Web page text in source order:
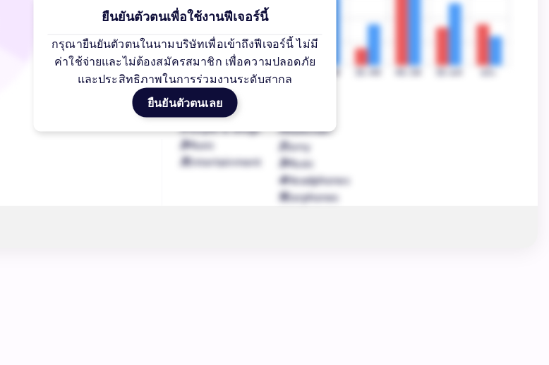
--
16%
8%
0
13-17 35-44 45-54 65+
หมวดหมู่ยอดนิยม
1People & Blogs
2Music
3Entertainment
1Walkman
2Sony
3Music
4Headphones
5Earphones
ยืนยันตัวตนเพื่อใช้งานฟีเจอร์นี้
กรุณายืนยันตัวตนในนามบริษัทเพื่อเข้าถึงฟีเจอร์นี้ ไม่มี
ค่าใช้จ่ายและไม่ต้องสมัครสมาชิก เพื่อความปลอดภัย
และประสิทธิภาพในการร่วมงานระดับสากล
ยืนยันตัวตนเลย